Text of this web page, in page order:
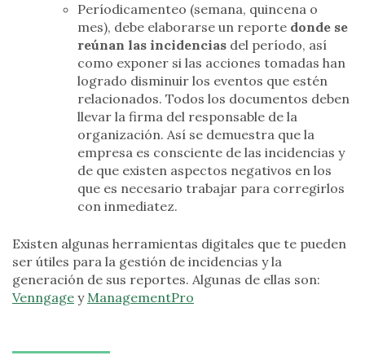
Períodicamenteo (semana, quincena o
mes), debe elaborarse un reporte donde se
reúnan las incidencias del período, así
como exponer si las acciones tomadas han
logrado disminuir los eventos que estén
relacionados. Todos los documentos deben
llevar la firma del responsable de la
organización. Así se demuestra que la
empresa es consciente de las incidencias y
de que existen aspectos negativos en los
que es necesario trabajar para corregirlos
con inmediatez.
Existen algunas herramientas digitales que te pueden
ser útiles para la gestión de incidencias y la
generación de sus reportes. Algunas de ellas son:
Venngage y ManagementPro